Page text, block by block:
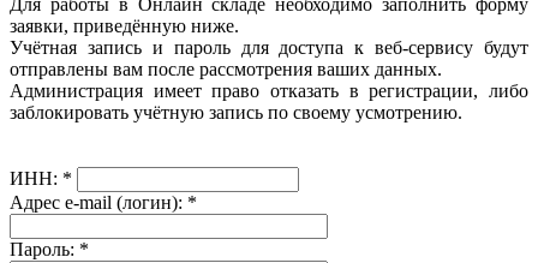
заявки, приведённую ниже.
Учётная запись и пароль для доступа к веб-сервису будут
отправлены вам после рассмотрения ваших данных.
Администрация имеет право отказать в регистрации, либо
заблокировать учётную запись по своему усмотрению.
ИНН: *
Адрес e-mail (логин): *
Пароль: *